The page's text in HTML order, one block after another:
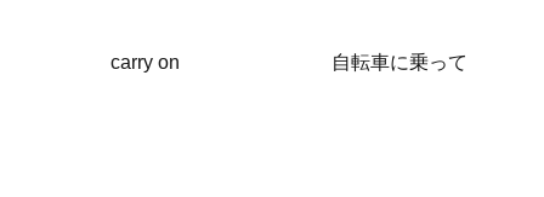
carry on 自転車に乗って